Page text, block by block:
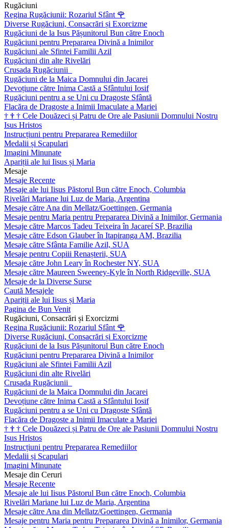
Rugăciuni
Regina Rugăciunii: Rozariul Sfânt 🌹
Diverse Rugăciuni, Consacrări și Exorcizme
Rugăciuni de la Isus Pășunitorul Bun către Enoch
Rugăciuni pentru Prepararea Divină a Inimilor
Rugăciuni ale Sfintei Familii Azil
Rugăciuni din alte Rivelări
Crusada Rugăciunii
Rugăciuni de la Maica Domnului din Jacarei
Devoțiune către Inima Castă a Sfântului Iosif
Rugăciuni pentru a se Uni cu Dragoste Sfântă
Flacăra de Dragoste a Inimii Imaculate a Mariei
† † † Cele Douăzeci și Patru de Ore ale Pasiunii Domnului Nostru
Isus Hristos
Instrucțiuni pentru Prepararea Remediilor
Medalii și Scapulari
Imagini Minunate
Apariții ale lui Iisus și Maria
Mesaje
Mesaje Recente
Mesaje ale lui Iisus Păstorul Bun către Enoch, Columbia
Rivelări Mariane lui Luz de Maria, Argentina
Mesaje către Ana din Mellatz/Goettingen, Germania
Mesaje pentru Maria pentru Prepararea Divină a Inimilor, Germania
Mesaje către Marcos Tadeu Teixeira în Jacareí SP, Brazilia
Mesaje către Edson Glauber în Itapiranga AM, Brazilia
Mesaje către Sfânta Familie Azil, SUA
Mesaje pentru Copiii Renașterii, SUA
Mesaje către John Leary în Rochester NY, SUA
Mesaje către Maureen Sweeney-Kyle în North Ridgeville, SUA
Mesaje de la Diverse Surse
Caută Mesajele
Apariții ale lui Iisus și Maria
Pagina de Bun Venit
Rugăciuni, Consacrări și Exorcizmi
Regina Rugăciunii: Rozariul Sfânt 🌹
Diverse Rugăciuni, Consacrări și Exorcizme
Rugăciuni de la Isus Pășunitorul Bun către Enoch
Rugăciuni pentru Prepararea Divină a Inimilor
Rugăciuni ale Sfintei Familii Azil
Rugăciuni din alte Rivelări
Crusada Rugăciunii
Rugăciuni de la Maica Domnului din Jacarei
Devoțiune către Inima Castă a Sfântului Iosif
Rugăciuni pentru a se Uni cu Dragoste Sfântă
Flacăra de Dragoste a Inimii Imaculate a Mariei
† † † Cele Douăzeci și Patru de Ore ale Pasiunii Domnului Nostru
Isus Hristos
Instrucțiuni pentru Prepararea Remediilor
Medalii și Scapulari
Imagini Minunate
Mesaje din Ceruri
Mesaje Recente
Mesaje ale lui Iisus Păstorul Bun către Enoch, Columbia
Rivelări Mariane lui Luz de Maria, Argentina
Mesaje către Ana din Mellatz/Goettingen, Germania
Mesaje pentru Maria pentru Prepararea Divină a Inimilor, Germania